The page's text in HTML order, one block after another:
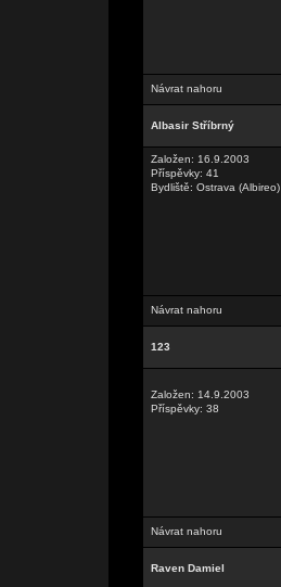
Návrat nahoru
Albasir Stříbrný
Založen: 16.9.2003
Příspěvky: 41
Bydliště: Ostrava (Albireo)
Návrat nahoru
123
Založen: 14.9.2003
Příspěvky: 38
Návrat nahoru
Raven Damiel